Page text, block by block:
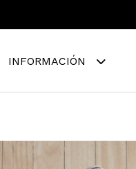
INFORMACIÓN